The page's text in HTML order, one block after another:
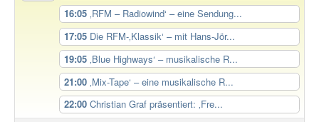
16:05 ‚RFM – Radiowind‘ – eine Sendung...
17:05 Die RFM-‚Klassik‘ – mit Hans-Jör...
19:05 ‚Blue Highways‘ – musikalische R...
21:00 ‚Mix-Tape‘ – eine musikalische R...
22:00 Christian Graf präsentiert: ‚Fre...